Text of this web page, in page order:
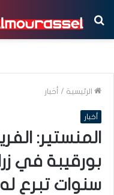
بحث
عن
الرئيسية / أخبار
أخبار
المنستير:
سنوات تبرع